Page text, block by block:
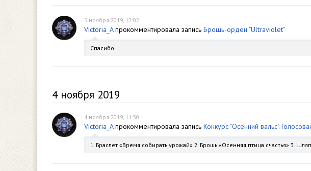
5 ноября 2019, 12:02
Victoria_Aпрокомментировала запись Брошь-орден "Ultraviolet"
Спасибо!
4 ноября 2019
4 ноября 2019, 11:30
Victoria_Aпрокомментировала запись Конкурс "Осенний вальс".
1. Браслет «Время собирать урожай» 2. Брошь «Осенняя птица счастья» 3.